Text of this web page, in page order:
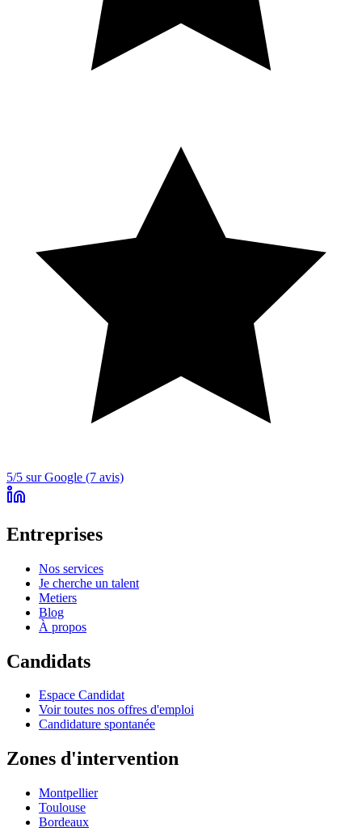
5/5 sur Google (7 avis)
Entreprises
Nos services
Je cherche un talent
Metiers
Blog
À propos
Candidats
Espace Candidat
Voir toutes nos offres d'emploi
Candidature spontanée
Zones d'intervention
Montpellier
Toulouse
Bordeaux